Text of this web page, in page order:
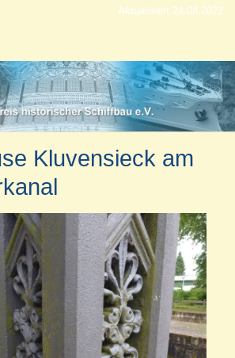
Aktualisiert 24.08.2022
Kluvensieck am